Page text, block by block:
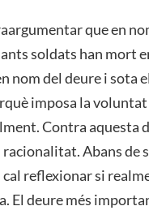
que en
soldats han mort
nom del deure i sota
imposa la
Contra aquesta
Abans de
reflexionar si
El deure més